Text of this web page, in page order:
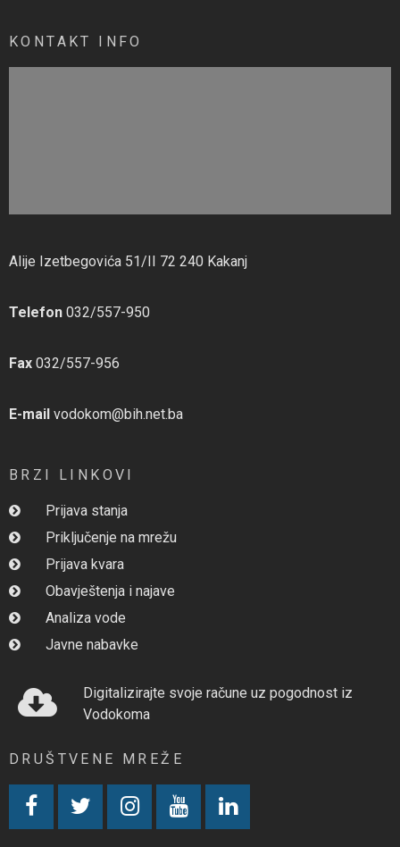
KONTAKT INFO
Alije Izetbegovića 51/II 72 240 Kakanj
Telefon 032/557-950
Fax 032/557-956
E-mail vodokom@bih.net.ba
BRZI LINKOVI
Prijava stanja
Priključenje na mrežu
Prijava kvara
Obavještenja i najave
Analiza vode
Javne nabavke
Digitalizirajte svoje račune uz pogodnost iz
Vodokoma
DRUŠTVENE MREŽE